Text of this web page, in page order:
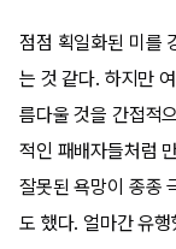
점점 획일화된 미를
는 것 같다. 하지만
름다울 것을 간접적
적인 패배자들처럼
잘못된 욕망이 종종
도 했다. 얼마간 유